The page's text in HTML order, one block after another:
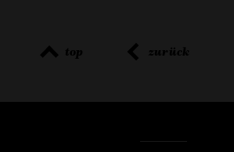
top zurück